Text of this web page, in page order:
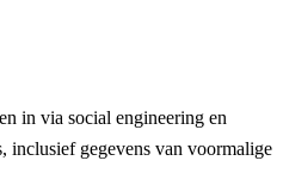
in via social engineering en
inclusief gegevens van voormalige